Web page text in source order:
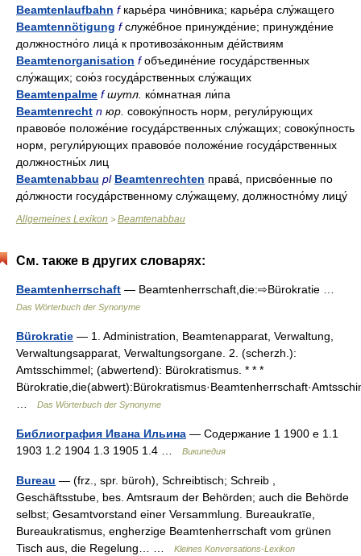
Beamtenlaufbahn fкарье́ра чино́вника; карье́ра слу́жащего
Beamtennötigung fслуже́бное принужде́ние; принужде́ние
должностно́го лица́ к противоза́конным де́йствиям
Beamtenorganisation fобъедине́ние госуда́рственных
слу́жащих; сою́з госуда́рственных слу́жащих
Beamtenpalme f шутл. ко́мнатная ли́па
Beamtenrecht n юр. совоку́пность норм, регули́рующих
правово́е положе́ние госуда́рственных слу́жащих; совоку́пность
норм, регули́рующих правово́е положе́ние госуда́рственных
должностны́х лиц
Beamtenabbau pl Beamtenrechten права́, присво́енные по
до́лжности госуда́рственному слу́жащему, должностно́му лицу́
Allgemeines Lexikon > Beamtenabbau
См. также в других словарях:
Beamtenherrschaft — Beamtenherrschaft,die:⇨Bürokratie …
Das Wörterbuch der Synonyme
Bürokratie — 1. Administration, Beamtenapparat, Verwaltung,
Verwaltungsapparat, Verwaltungsorgane. 2. (scherzh.):
Amtsschimmel; (abwertend): Bürokratismus. * * *
Das Wörterbuch der Synonyme
Библиография Ивана Ильина — Содержание 1 1900 е 1.1
1903 1.2 1904 1.3 1905 1.4 …
Википедия
Bureau — (frz., spr. büroh), Schreibtisch; Schreib ,
Geschäftsstube, bes. Amtsraum der Behörden; auch die Behörde
selbst; Gesamtvorstand einer Versammlung. Bureaukratīe,
Bureaukratismus, engherzige Beamtenherrschaft vom grünen
Tisch aus, die Regelung… …
Kleines Konversations-Lexikon